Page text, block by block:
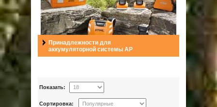
Принадлежности для
аккумуляторной системы AP
Сортировка:
Показать: